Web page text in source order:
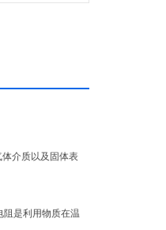
介质以及固体表
是利用物质在温